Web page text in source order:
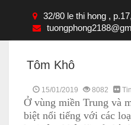
32/80 le thi hong ,
Tôm Khô
15/01/2019 8082
Ở vùng miền Trung và
biệt nổi tiếng với các